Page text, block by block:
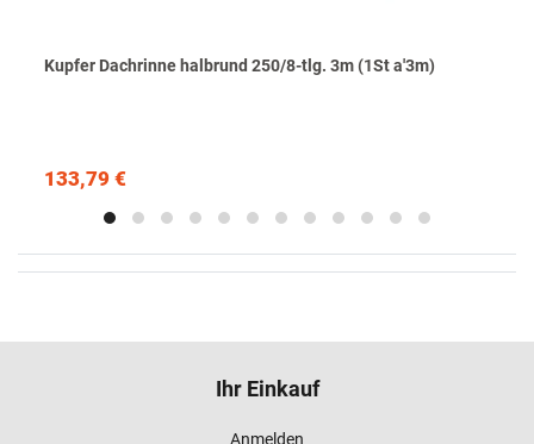
Kupfer Dachrinne halbrund 250/8-tlg. 3m (1St a'3m)
133,79 €
Ihr Einkauf
Anmelden